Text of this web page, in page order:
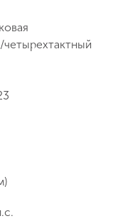
четырехтактный